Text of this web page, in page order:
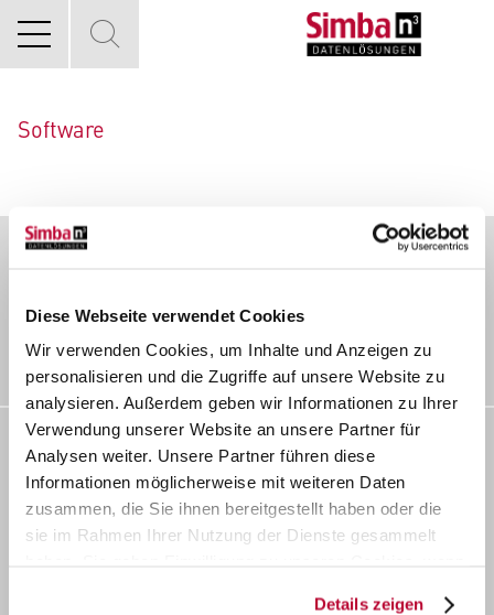
Diese Webseite verwendet Cookies
Wir verwenden Cookies, um Inhalte und Anzeigen zu
personalisieren und die Zugriffe auf unsere Website zu
analysieren. Außerdem geben wir Informationen zu Ihrer
Verwendung unserer Website an unsere Partner für
Analysen weiter. Unsere Partner führen diese
Informationen möglicherweise mit weiteren Daten
zusammen, die Sie ihnen bereitgestellt haben oder die
sie im Rahmen Ihrer Nutzung der Dienste gesammelt
Details zeigen
Software
Kontakt
Impressum
Datenschutz